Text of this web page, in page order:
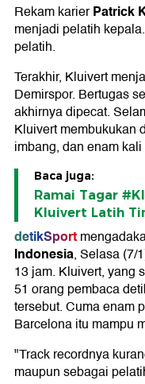
Rekam karierPatrick
menjadi pelatih
pelatih.
Terakhir, Kluivert
Demirspor. Bertugas
akhirnya dipecat.
Kluivert membukukan
imbang, dan enam
Baca juga:
Ramai Tagar
Kluivert Latih
detikSport
Indonesia, Selasa (7/
13 jam. Kluivert, yang
51 orang pembaca
tersebut. Cuma enam
Barcelona itu mampu
"Track recordnya
maupun sebagai